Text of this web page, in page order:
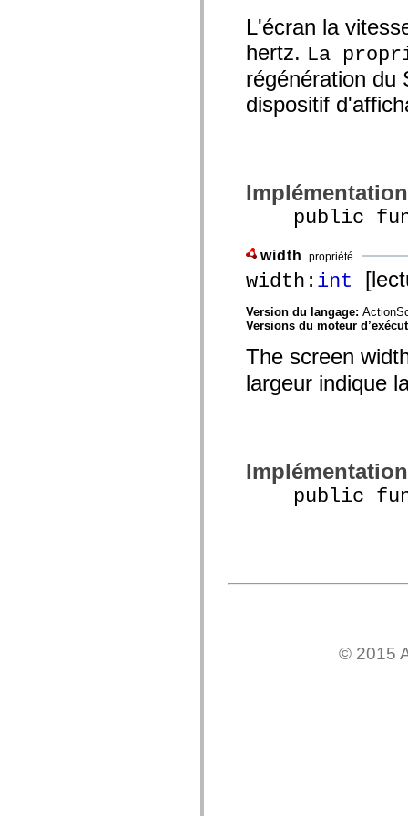
L'écran la
hertz. La
régénération du
dispositif
Implémentation
public
width propriété
width: int
Version du langage:
Versions du moteur
The screen
largeur indique
Implémentation
public
© 2015